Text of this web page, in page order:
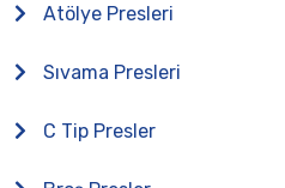
Atölye Presleri
Sıvama Presleri
C Tip Presler